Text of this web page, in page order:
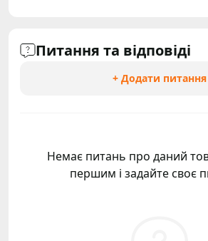
Питання та відповіді
+ Додати питання
Немає питань про даний
першим і задайте своє